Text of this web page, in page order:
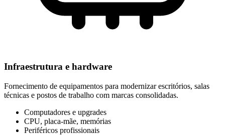
Infraestrutura e hardware
Fornecimento de equipamentos para modernizar escritórios, salas
técnicas e postos de trabalho com marcas consolidadas.
Computadores e upgrades
CPU, placa-mãe, memórias
Periféricos profissionais